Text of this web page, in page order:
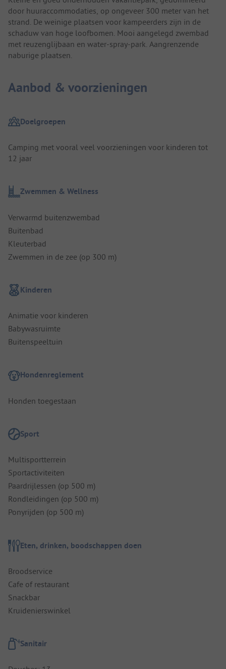
door huuraccommodaties, op ongeveer 300 meter van het
strand. De weinige plaatsen voor kampeerders zijn in de
schaduw van hoge loofbomen. Mooi aangelegd zwembad
met reuzenglijbaan en water-spray-park. Aangrenzende
naburige plaatsen.
Aanbod & voorzieningen
Doelgroepen
Camping met vooral veel voorzieningen voor kinderen tot
12 jaar
Zwemmen & Wellness
Verwarmd buitenzwembad
Buitenbad
Kleuterbad
Zwemmen in de zee (op 300 m)
Kinderen
Animatie voor kinderen
Babywasruimte
Buitenspeeltuin
Hondenreglement
Honden toegestaan
Sport
Multisportterrein
Sportactiviteiten
Paardrijlessen (op 500 m)
Rondleidingen (op 500 m)
Ponyrijden (op 500 m)
Eten, drinken, boodschappen doen
Broodservice
Cafe of restaurant
Snackbar
Kruidenierswinkel
Sanitair